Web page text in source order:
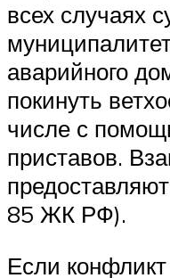
всех случаях
аварийного
покинуть
числе с
приставов.
85 ЖК РФ).
Если